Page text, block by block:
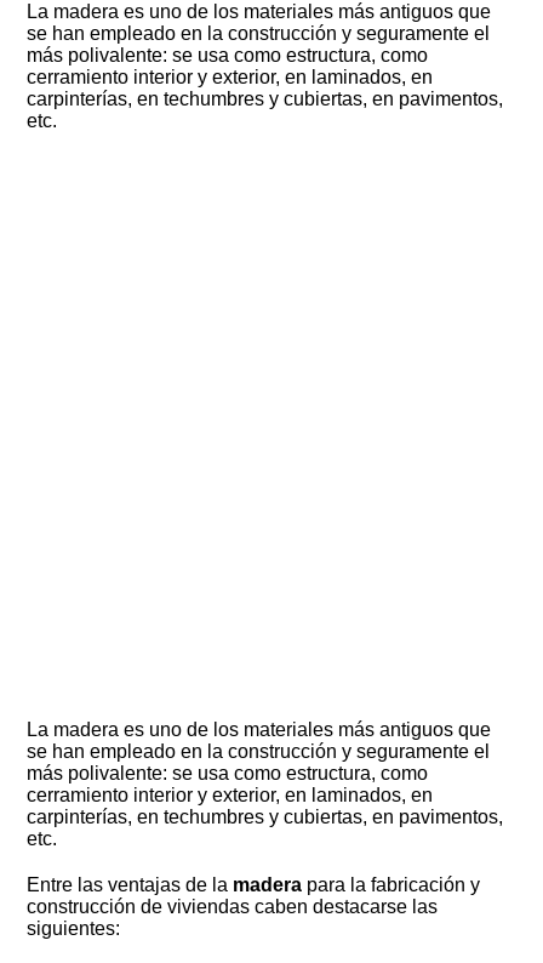
La madera es uno de los materiales más antiguos que
se han empleado en la construcción y seguramente el
más polivalente: se usa como estructura, como
cerramiento interior y exterior, en laminados, en
carpinterías, en techumbres y cubiertas, en pavimentos,
etc.
La madera es uno de los materiales más antiguos que
se han empleado en la construcción y seguramente el
más polivalente: se usa como estructura, como
cerramiento interior y exterior, en laminados, en
carpinterías, en techumbres y cubiertas, en pavimentos,
etc.
Entre las ventajas de la madera para la fabricación y
construcción de viviendas caben destacarse las
siguientes: